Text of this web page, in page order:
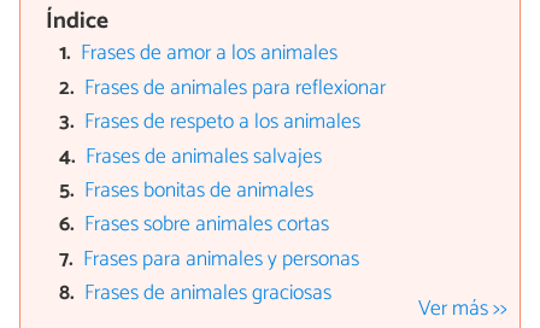
Índice
Frases de amor a los animales
Frases de animales para reflexionar
Frases de respeto a los animales
Frases de animales salvajes
Frases bonitas de animales
Frases sobre animales cortas
Frases para animales y personas
Frases de animales graciosas
Ver más >>